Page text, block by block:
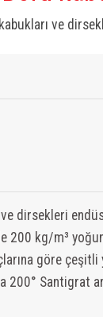
ve
dirsekleri
200 kg/m³
göre
200° Santigrat